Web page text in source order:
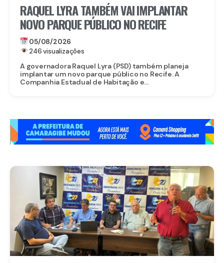
RAQUEL LYRA TAMBÉM VAI IMPLANTAR
NOVO PARQUE PÚBLICO NO RECIFE
05/08/2026
246 visualizações
A governadora Raquel Lyra (PSD) também planeja
implantar um novo parque público no Recife. A
Companhia Estadual de Habitação e...